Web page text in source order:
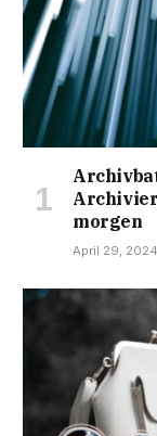
morgen
April 29, 2024